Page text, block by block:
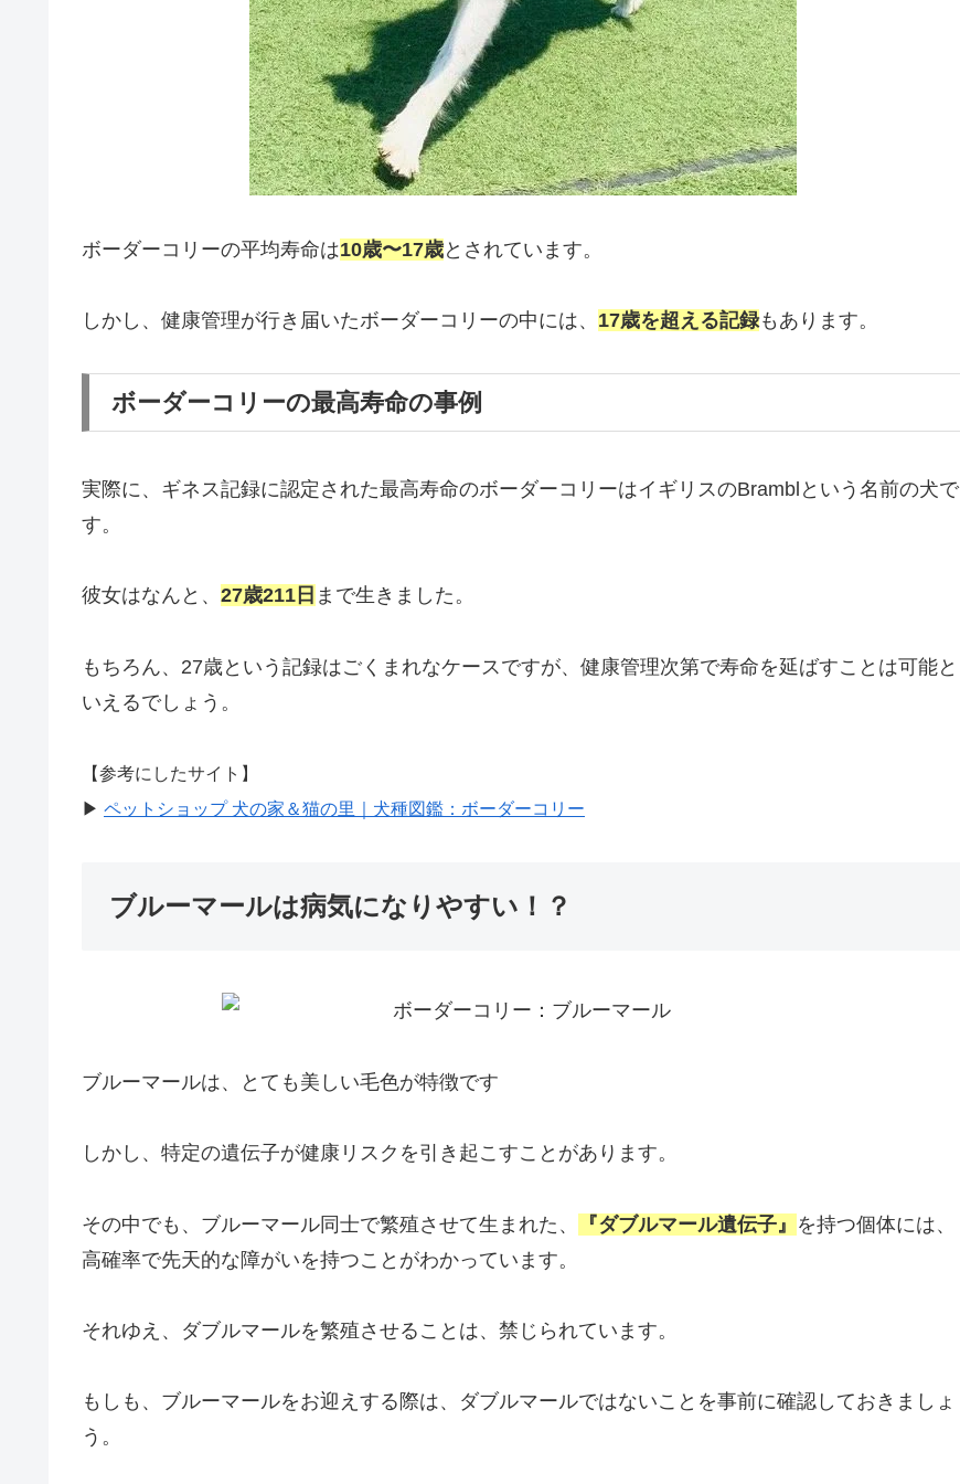
ボーダーコリーの平均寿命は10歳〜17歳とされています。
しかし、健康管理が行き届いたボーダーコリーの中には、 17歳を超える記録もあります。
ボーダーコリーの最高寿命の事例
実際に、ギネス記録に認定された最高寿命のボーダーコリーはイギリスのBramblという名前の犬で
す。
彼女はなんと、 27歳211日 まで生きました。
もちろん、27歳という記録はごくまれなケースですが、健康管理次第で寿命を延ばすことは可能と
いえるでしょう。
【参考にしたサイト】
▶︎ ペットショップ 犬の家＆猫の里｜犬種図鑑：ボーダーコリー
ブルーマールは病気になりやすい！？
ブルーマールは、とても美しい毛色が特徴です
しかし、特定の遺伝子が健康リスクを引き起こすことがあります。
その中でも、ブルーマール同士で繁殖させて生まれた、 『ダブルマール遺伝子』 を持つ個体には、
高確率で先天的な障がいを持つことがわかっています。
それゆえ、ダブルマールを繁殖させることは、禁じられています。
もしも、ブルーマールをお迎えする際は、ダブルマールではないことを事前に確認しておきましょ
う。